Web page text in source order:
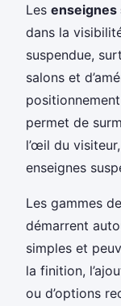
Les enseignes
dans la
suspendue,
salons et
permet de
l’œil du
enseignes
Les gammes
démarrent
simples et
la finition,
ou d’options